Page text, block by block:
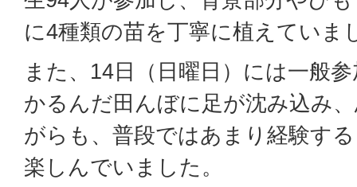
に4種類の苗を丁寧に植えていま
また、14日（日曜日）には一般
かるんだ田んぼに足が沈み込み
がらも、普段ではあまり経験す
楽しんでいました。